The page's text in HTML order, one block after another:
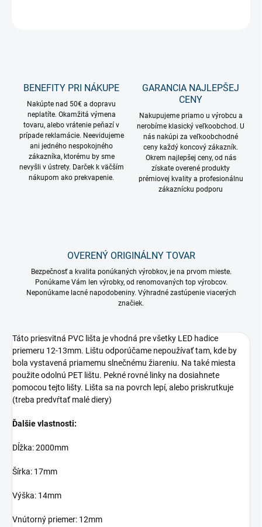
BENEFITY PRI NÁKUPE
Nakúpte nad 50€ a dopravu
neplatíte. Okamžitá výmena
tovaru, alebo vrátenie peňazí v
prípade reklamácie. Neevidujeme
ani jedného nespokojného
zákazníka, ktorému by sme
nevyšli v ústrety. Darček k väčším
nákupom ako prekvapenie.
GARANCIA NAJLEPŠEJ
CENY
Nakupujeme priamo u výrobcu a
nerobíme klasický veľkoobchod. U
nás nakúpi za veľkoobchodné
ceny každý koncový zákazník.
Okrem najlepšej ceny, od nás
získate overené produkty
prémiovej kvality a profesionálnu
zákaznícku podporu
OVERENÝ ORIGINÁLNY TOVAR
Bezpečnosť a kvalita ponúkaných výrobkov, je na prvom mieste.
Ponúkame Vám len výrobky, od renomovaných top výrobcov.
Neponúkame lacné napodobeniny. Výhradné zastúpenie viacerých
značiek.
Táto priesvitná PVC lišta je vhodná pre všetky LED hadice
priemeru 12-13mm. Lištu odporúčame nepoužívať tam, kde by
bola vystavená priamemu slnečnému žiareniu. Na také miesta
použite odolnú PET lištu. Pekné rovné linky na dosiahnete
pomocou tejto lišty. Lišta sa na povrch lepí, alebo priskrutkuje
(treba predvŕtať malé diery)
Ďalšie vlastnosti:
Dĺžka: 2000mm
Šírka: 17mm
Výška: 14mm
Vnútorný priemer: 12mm